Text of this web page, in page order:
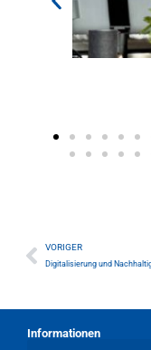
VORIGER
Informationen